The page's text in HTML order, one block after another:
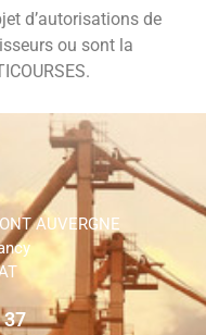
d’autorisations de
ou sont la
AUVERGNE
37